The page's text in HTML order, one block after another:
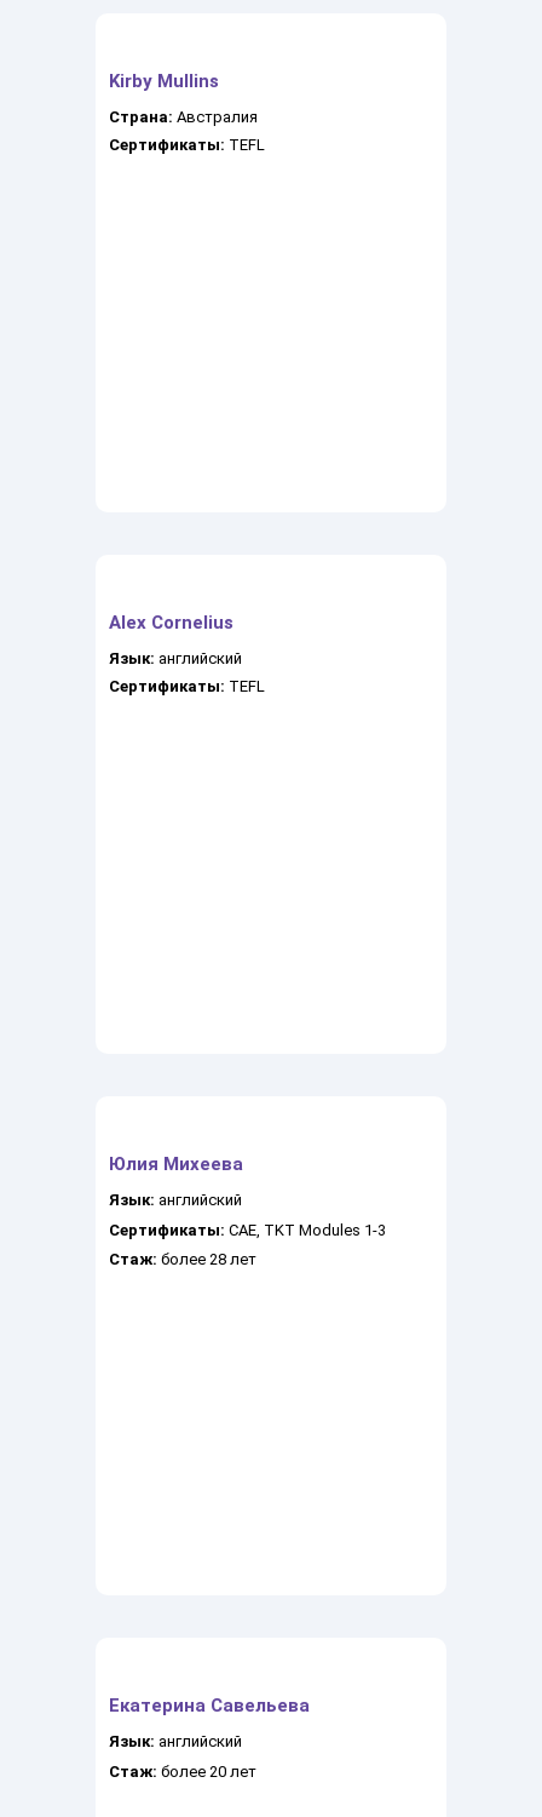
Kirby Mullins
Страна: Австралия
Сертификаты: TEFL
Alex Cornelius
Язык: английский
Сертификаты: TEFL
Юлия Михеева
Язык: английский
Сертификаты: САЕ, TKT Modules 1-3
Стаж: более 28 лет
Екатерина Савельева
Язык: английский
Стаж: более 20 лет